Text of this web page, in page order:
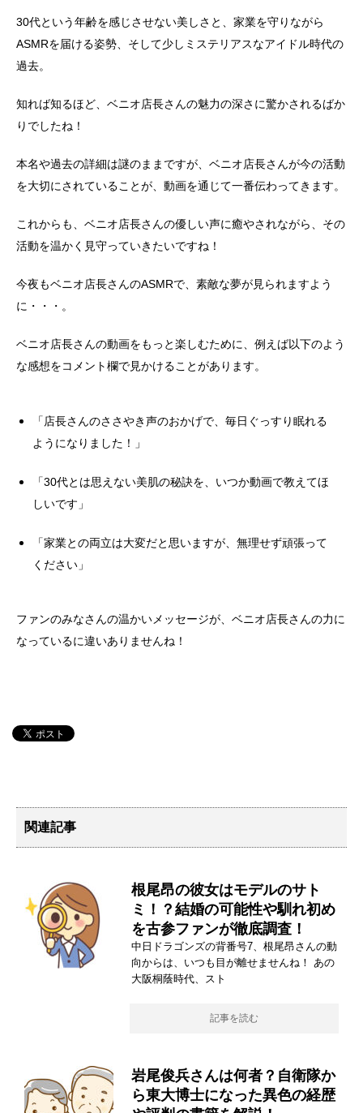
30代という年齢を感じさせない美しさと、家業を守りながら
ASMRを届ける姿勢、そして少しミステリアスなアイドル時代の
過去。
知れば知るほど、ベニオ店長さんの魅力の深さに驚かされるばか
りでしたね！
本名や過去の詳細は謎のままですが、ベニオ店長さんが今の活動
を大切にされていることが、動画を通じて一番伝わってきます。
これからも、ベニオ店長さんの優しい声に癒やされながら、その
活動を温かく見守っていきたいですね！
今夜もベニオ店長さんのASMRで、素敵な夢が見られますよう
に・・・。
ベニオ店長さんの動画をもっと楽しむために、例えば以下のよう
な感想をコメント欄で見かけることがあります。
「店長さんのささやき声のおかげで、毎日ぐっすり眠れる
ようになりました！」
「30代とは思えない美肌の秘訣を、いつか動画で教えてほ
しいです」
「家業との両立は大変だと思いますが、無理せず頑張って
ください」
ファンのみなさんの温かいメッセージが、ベニオ店長さんの力に
なっているに違いありませんね！
関連記事
根尾昂の彼女はモデルのサト
ミ！？結婚の可能性や馴れ初め
を古参ファンが徹底調査！
中日ドラゴンズの背番号7、根尾昂さんの動
向からは、いつも目が離せませんね！ あの
大阪桐蔭時代、スト
記事を読む
岩尾俊兵さんは何者？自衛隊か
ら東大博士になった異色の経歴